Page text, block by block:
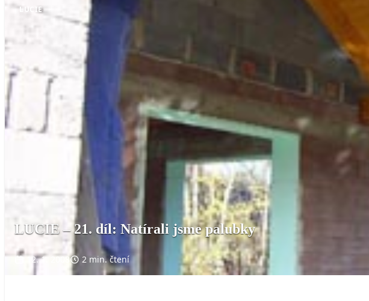
LUCIE
LUCIE – 21. díl: Natírali jsme palubky
12. 1. 2008 2 min. čtení